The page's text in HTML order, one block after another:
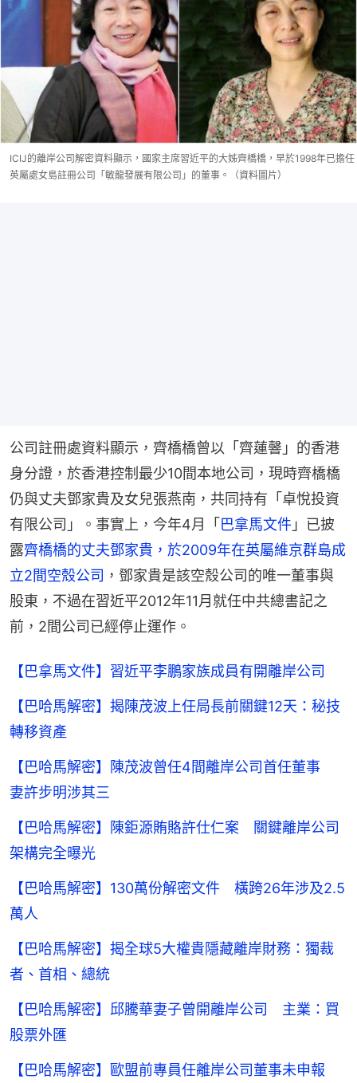
ICIJ的離岸公司解密資料顯示，國家主席習近平的大姊齊橋橋，早於1998年已擔任
英屬處女島註冊公司「敏龍發展有限公司」的董事。（資料圖片）
公司註冊處資料顯示，齊橋橋曾以「齊蓮韾」的香港
身分證，於香港控制最少10間本地公司，現時齊橋橋
仍與丈夫鄧家貴及女兒張燕南，共同持有「卓悅投資
有限公司」。事實上，今年4月「巴拿馬文件 」已披
露齊橋橋的丈夫鄧家貴，於2009年在英屬維京群島成
立2間空殼公司 ，鄧家貴是該空殼公司的唯一董事與
股東，不過在習近平2012年11月就任中共總書記之
前，2間公司已經停止運作。
【巴拿馬文件】習近平李鵬家族成員有開離岸公司
【巴哈馬解密】揭陳茂波上任局長前關鍵12天：秘技
轉移資產
【巴哈馬解密】陳茂波曾任4間離岸公司首任董事
妻許步明涉其三
【巴哈馬解密】陳鉅源賄賂許仕仁案 關鍵離岸公司
架構完全曝光
【巴哈馬解密】130萬份解密文件 橫跨26年涉及2.5
萬人
【巴哈馬解密】揭全球5大權貴隱藏離岸財務：獨裁
者、首相、總統
【巴哈馬解密】邱騰華妻子曾開離岸公司 主業：買
股票外匯
【巴哈馬解密】歐盟前專員任離岸公司董事未申報